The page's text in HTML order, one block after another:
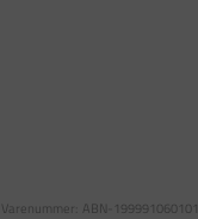
Varenummer: ABN-199991060101